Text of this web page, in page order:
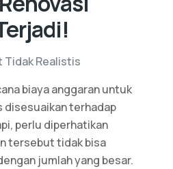
Tidak Realistis
biaya anggaran untuk
disesuaikan terhadap
perlu diperhatikan
tersebut tidak bisa
jumlah yang besar.